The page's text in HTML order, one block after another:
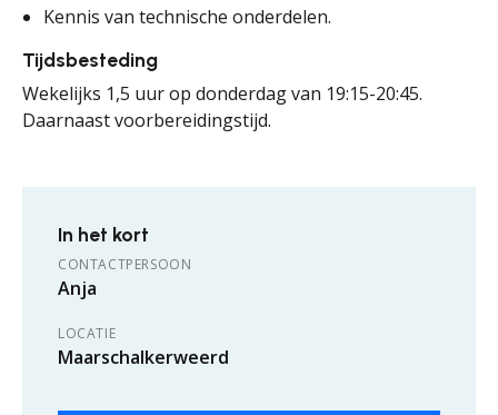
Kennis van technische onderdelen.
Tijdsbesteding
Wekelijks 1,5 uur op donderdag van 19:15-20:45.
Daarnaast voorbereidingstijd.
In het kort
CONTACTPERSOON
Anja
LOCATIE
Maarschalkerweerd